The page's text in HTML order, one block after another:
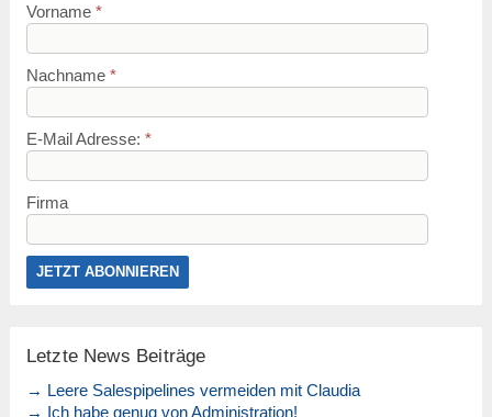
Vorname *
Nachname *
E-Mail Adresse: *
Firma
Letzte News Beiträge
→ Leere Salespipelines vermeiden mit Claudia
→ Ich habe genug von Administration!